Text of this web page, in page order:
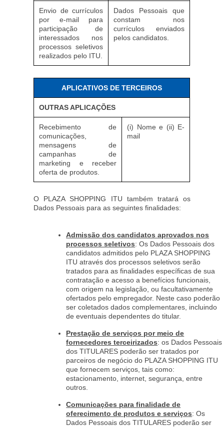
Envio de currículos
por e-mail para
participação de
interessados nos
processos seletivos
realizados pelo ITU.
Dados Pessoais que
constam nos
currículos enviados
pelos candidatos.
APLICATIVOS DE TERCEIROS
OUTRAS APLICAÇÕES
Recebimento de
comunicações,
mensagens de
campanhas de
marketing e receber
oferta de produtos.
(i) Nome e (ii) E-
mail
O PLAZA SHOPPING ITU também tratará os
Dados Pessoais para as seguintes finalidades:
Admissão dos candidatos aprovados nos
processos seletivos: Os Dados Pessoais dos
candidatos admitidos pelo PLAZA SHOPPING
ITU através dos processos seletivos serão
tratados para as finalidades específicas de sua
contratação e acesso a benefícios funcionais,
com origem na legislação, ou facultativamente
ofertados pelo empregador. Neste caso poderão
ser coletados dados complementares, incluindo
de eventuais dependentes do titular.
Prestação de serviços por meio de
fornecedores terceirizados: os Dados Pessoais
dos TITULARES poderão ser tratados por
parceiros de negócio do PLAZA SHOPPING ITU
que fornecem serviços, tais como:
estacionamento, internet, segurança, entre
outros.
Comunicações para finalidade de
oferecimento de produtos e serviços: Os
Dados Pessoais dos TITULARES poderão ser